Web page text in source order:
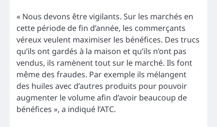
« Nous devons être vigilants. Sur les marchés en
cette période de fin d’année, les commerçants
véreux veulent maximiser les bénéfices. Des trucs
qu’ils ont gardés à la maison et qu’ils n’ont pas
vendus, ils ramènent tout sur le marché. Ils font
même des fraudes. Par exemple ils mélangent
des huiles avec d’autres produits pour pouvoir
augmenter le volume afin d’avoir beaucoup de
bénéfices », a indiqué l’ATC.